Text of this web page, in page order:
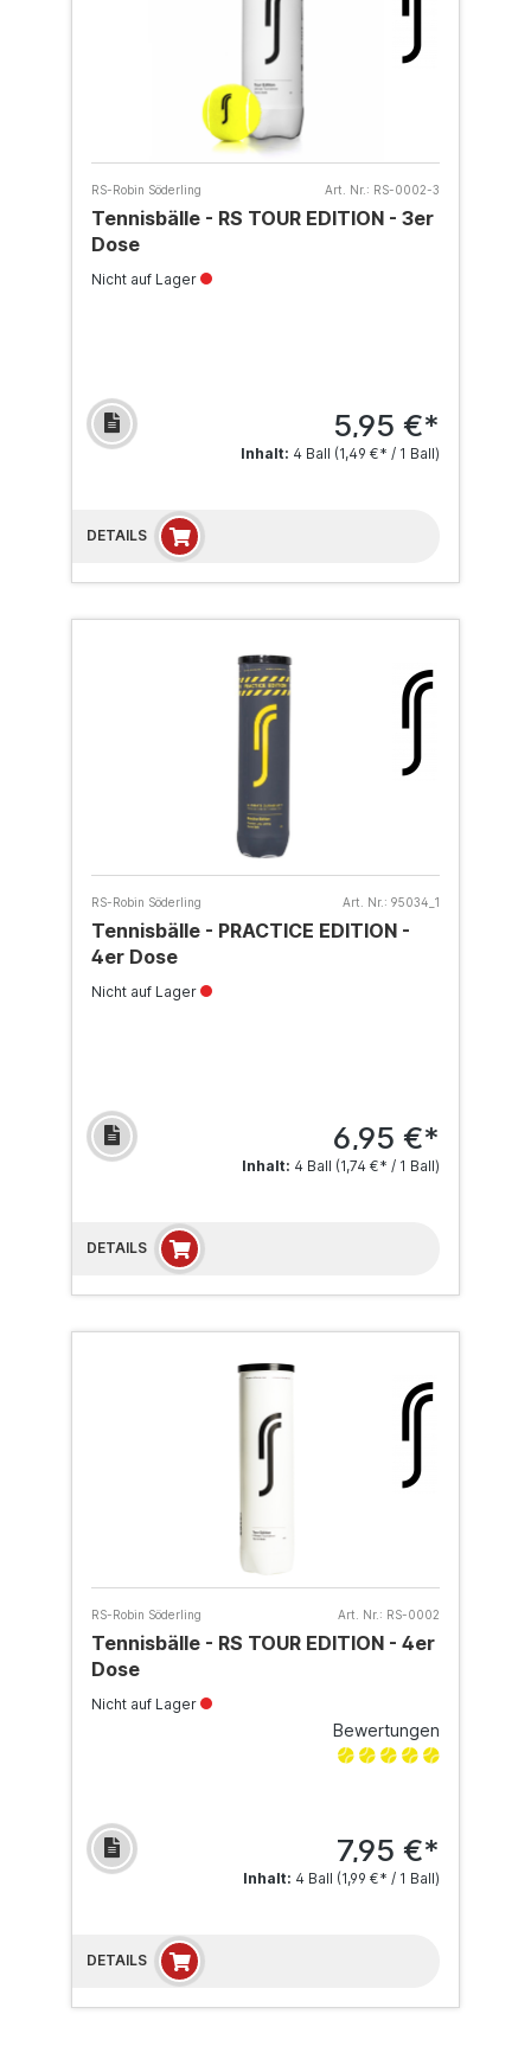
RS-Robin Söderling Art. Nr.: RS-0002-3
Tennisbälle - RS TOUR EDITION - 3er
Dose
Nicht auf Lager
5,95 €*
Inhalt: 4 Ball (1,49 €* / 1 Ball)
DETAILS
RS-Robin Söderling Art. Nr.: 95034_1
Tennisbälle - PRACTICE EDITION -
4er Dose
Nicht auf Lager
6,95 €*
Inhalt: 4 Ball (1,74 €* / 1 Ball)
DETAILS
RS-Robin Söderling Art. Nr.: RS-0002
Tennisbälle - RS TOUR EDITION - 4er
Dose
Nicht auf Lager
Bewertungen
7,95 €*
Inhalt: 4 Ball (1,99 €* / 1 Ball)
DETAILS